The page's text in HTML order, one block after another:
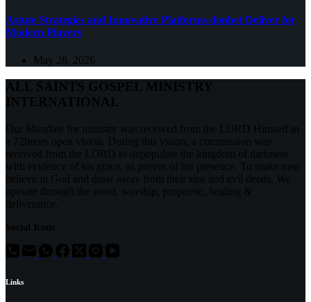
Astute Strategies and Innovative Platforms donbet Deliver for
Modern Players
May 28, 2026
ALL SAINTS GOSPEL MINISTRY
INTERNATIONAL
Our Mandate for ministry was received from the LORD Himself in
a 72hours open vision. During this vision, a commission was
received from the LORD to depopulate the kingdom of darkness
with evidence of his grace, as proves of his presence. To make men
believe in God and draw away from their sins and evil deeds. We
operate through the word, worship, prophetic, healing &
deliverance.
Social Icons
Links